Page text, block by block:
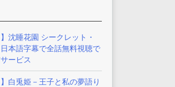
】沈睡花園 シークレット・
本語字幕で全話無料視聴で
ービス
】白兎姫－王子と私の夢語り